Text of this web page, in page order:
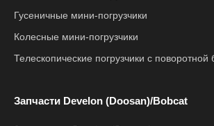
Гусеничные мини-погрузчики
Колесные мини-погрузчики
Телескопические погрузчики с
Запчасти Develon (Doosan)/Bobcat